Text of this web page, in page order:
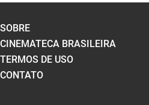
SOBRE
CINEMATECA BRASILEIRA
TERMOS DE USO
CONTATO